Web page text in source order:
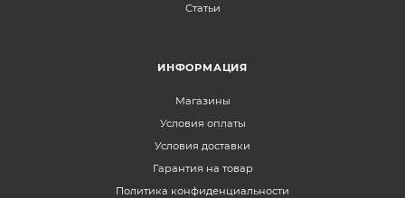
Статьи
ИНФОРМАЦИЯ
Магазины
Условия оплаты
Условия доставки
Гарантия на товар
Политика конфиденциальности